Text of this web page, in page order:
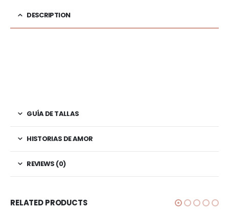
DESCRIPTION
GUÍA DE TALLAS
HISTORIAS DE AMOR
REVIEWS (0)
RELATED PRODUCTS